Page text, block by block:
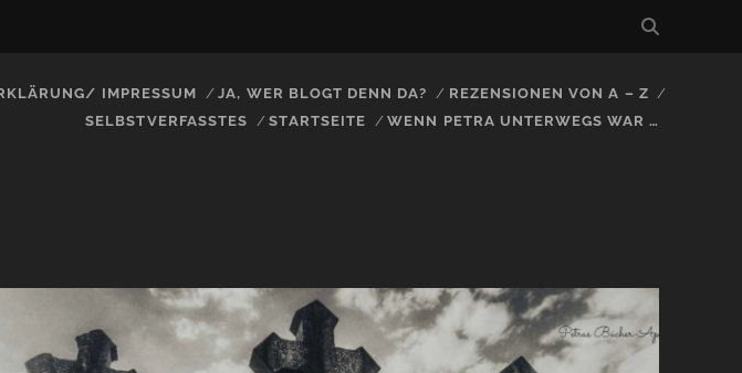
IMPRESSUM JA, WER BLOGT DENN DA?
REZENSIONEN VON A – Z
SELBSTVERFASSTES
STARTSEITE WENN PETRA UNTERWEGS WAR …